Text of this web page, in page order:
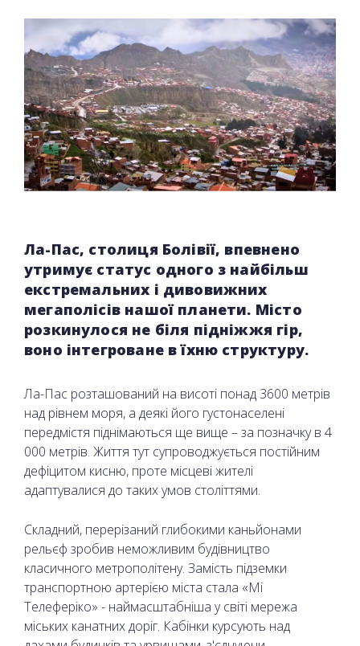
Ла-Пас, столиця Болівії, впевнено
утримує статус одного з найбільш
екстремальних і дивовижних
мегаполісів нашої планети. Місто
розкинулося не біля підніжжя гір,
воно інтегроване в їхню структуру.
Ла-Пас розташований на висоті понад 3600 метрів
над рівнем моря, а деякі його густонаселені
передмістя піднімаються ще вище – за позначку в 4
000 метрів. Життя тут супроводжується постійним
дефіцитом кисню, проте місцеві жителі
адаптувалися до таких умов століттями.
Складний, перерізаний глибокими каньйонами
рельєф зробив неможливим будівництво
класичного метрополітену. Замість підземки
транспортною артерією міста стала «Мі
Телеферіко» - наймасштабніша у світі мережа
міських канатних доріг. Кабінки курсують над